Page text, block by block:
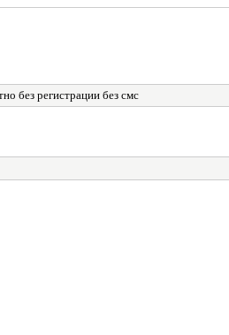
без регистрации без смс